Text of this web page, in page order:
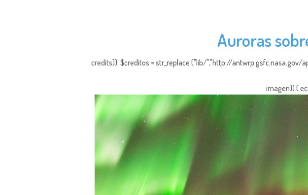
Auroras
credits)); $creditos = str_replace ("lib/","http://antwrp.gsfc.nasa.gov/
imagen)) {